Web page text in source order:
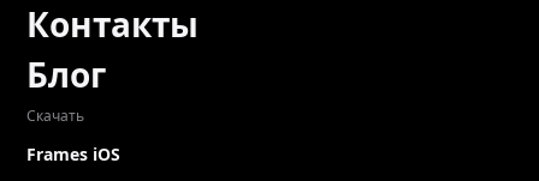
Контакты
Блог
Скачать
Frames iOS